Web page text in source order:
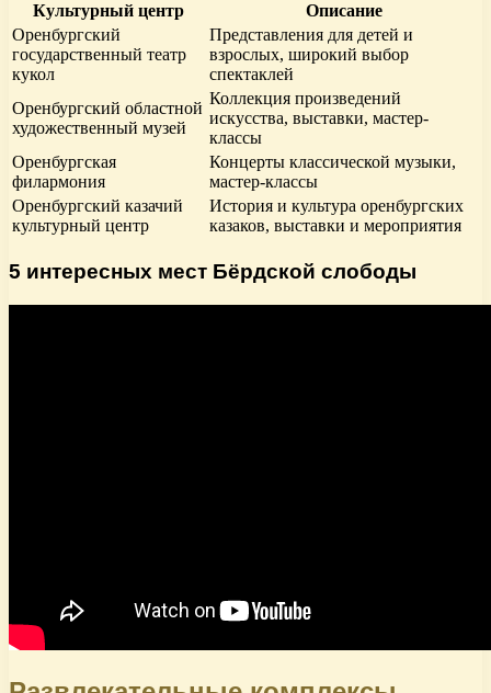
Культурный центр
Описание
Оренбургский
государственный театр
кукол
Представления для детей и
взрослых, широкий выбор
спектаклей
Оренбургский областной
художественный музей
Коллекция произведений
искусства, выставки, мастер-
классы
Оренбургская
филармония
Концерты классической музыки,
мастер-классы
Оренбургский казачий
культурный центр
История и культура оренбургских
казаков, выставки и мероприятия
5 интересных мест Бёрдской слободы